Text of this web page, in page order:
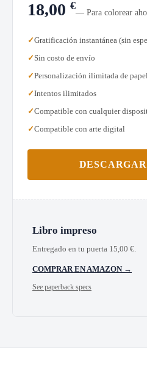
18,00 €
— Para colorear
Gratificación instantánea (sin
Sin costo de envío
Personalización ilimitada de
Intentos ilimitados
Compatible con cualquier
Compatible con arte digital
Libro impreso
Entregado en tu puerta 15,00 €
COMPRAR EN AMAZON →
See paperback specs